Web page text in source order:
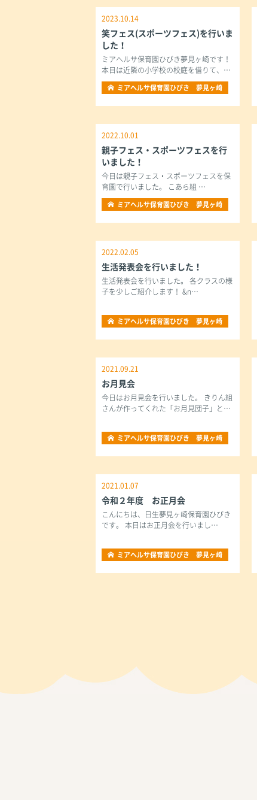
2023.10.14
笑フェス(スポーツフェス)を行いま
した！
ミアヘルサ保育園ひびき夢見ヶ崎です！
本日は近隣の小学校の校庭を借りて、…
ミアヘルサ保育園ひびき 夢見ヶ崎
2022.10.01
親子フェス・スポーツフェスを行
いました！
今日は親子フェス・スポーツフェスを保
育園で行いました。 こあら組 …
ミアヘルサ保育園ひびき 夢見ヶ崎
2022.02.05
生活発表会を行いました！
生活発表会を行いました。 各クラスの様
子を少しご紹介します！ &n…
ミアヘルサ保育園ひびき 夢見ヶ崎
2021.09.21
お月見会
今日はお月見会を行いました。 きりん組
さんが作ってくれた「お月見団子」と…
ミアヘルサ保育園ひびき 夢見ヶ崎
2021.01.07
令和２年度 お正月会
こんにちは、日生夢見ヶ崎保育園ひびき
です。 本日はお正月会を行いまし…
ミアヘルサ保育園ひびき 夢見ヶ崎